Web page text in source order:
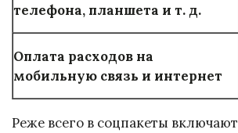
телефона, планшета и т. д.
Оплата расходов на
мобильную связь и интернет
Реже всего в соцпакеты включают